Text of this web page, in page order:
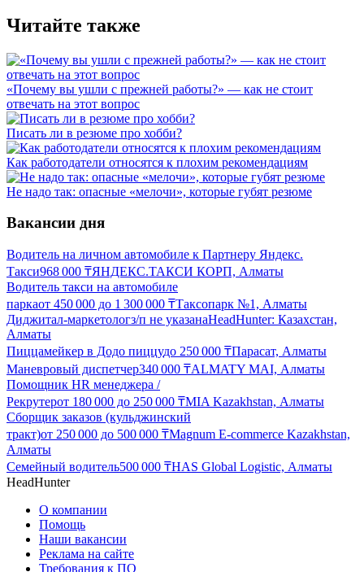
Читайте также
«Почему вы ушли с прежней работы?» — как не стоит
отвечать на этот вопрос
Писать ли в резюме про хобби?
Как работодатели относятся к плохим рекомендациям
Не надо так: опасные «мелочи», которые губят резюме
Вакансии дня
Водитель на личном автомобиле к Партнеру Яндекс.
Такси968 000 ₸ЯНДЕКС.ТАКСИ КОРП, Алматы
Водитель такси на автомобиле
паркаот 450 000 до 1 300 000 ₸Таксопарк №1, Алматы
Диджитал-маркетологз/п не указанаHeadHunter: Казахстан,
Алматы
Пиццамейкер в Додо пиццудо 250 000 ₸Парасат, Алматы
Маневровый диспетчер340 000 ₸ALMATY MAI, Алматы
Помощник HR менеджера /
Рекрутерот 180 000 до 250 000 ₸MIA Kazakhstan, Алматы
Сборщик заказов (кульджинский
тракт)от 250 000 до 500 000 ₸Magnum E-commerce Kazakhstan,
Алматы
Семейный водитель500 000 ₸HAS Global Logistic, Алматы
HeadHunter
О компании
Помощь
Наши вакансии
Реклама на сайте
Требования к ПО